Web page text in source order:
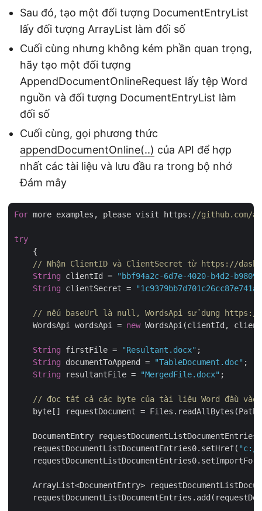
Sau đó, tạo một đối tượng DocumentEntryList
lấy đối tượng ArrayList làm đối số
Cuối cùng nhưng không kém phần quan trọng,
hãy tạo một đối tượng
AppendDocumentOnlineRequest lấy tệp Word
nguồn và đối tượng DocumentEntryList làm
đối số
Cuối cùng, gọi phương thức
appendDocumentOnline(..) của API để hợp
nhất các tài liệu và lưu đầu ra trong bộ nhớ
Đám mây
For more examples, please visit https: //github.com/
try
    {
// Nhận ClientID và ClientSecret từ https://
String clientId =
"bbf94a2c-6d7e-4020-b4d2-
String clientSecret =
// nếu baseUrl là null, WordsApi sử dụng https://
    WordsApi wordsApi =
new WordsApi(clientId,
String firstFile = "Resultant.docx" ;
String documentToAppend = "TableDocument.doc" ;
String resultantFile = "MergedFile.docx" ;
// đọc tất cả các byte của tài liệu Word đầu vào
byte[] requestDocument =
DocumentEntry
    requestDocumentListDocumentEntries0.setHref(
"c://
ArrayList<DocumentEntry>